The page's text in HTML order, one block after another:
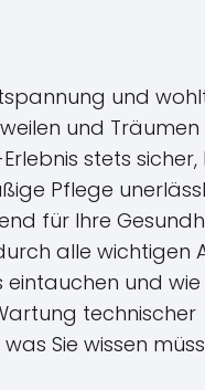
und
und Träumen
stets sicher,
Pflege
für Ihre
alle wichtigen
und wie
technischer
Sie wissen